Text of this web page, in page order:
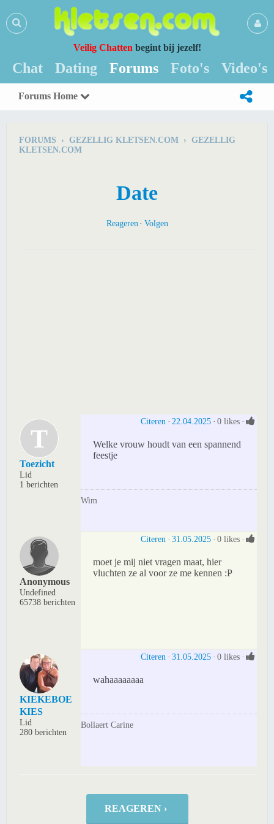
Veilig Chatten begint bij jezelf!
Chat Dating Forums Foto's Video's
Forums Home
FORUMS › GEZELLIG KLETSEN.COM › GEZELLIG
KLETSEN.COM
Date
Reageren Volgen
T
Toezicht
Lid
1 berichten
Citeren 22.04.2025 0 likes
Welke vrouw houdt van een spannend
feestje
Wim
Anonymous
Undefined
65738 berichten
Citeren 31.05.2025 0 likes
moet je mij niet vragen maat, hier
vluchten ze al voor ze me kennen :P
KIEKEBOE
KIES
Lid
280 berichten
Citeren 31.05.2025 0 likes
wahaaaaaaaa
Bollaert Carine
REAGEREN ›